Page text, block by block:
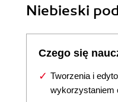
Niebieski
Czego się
Tworzenia i
wykorzystaniem